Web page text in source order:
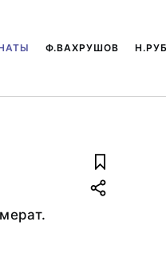
Ф.ВАХРУШОВ